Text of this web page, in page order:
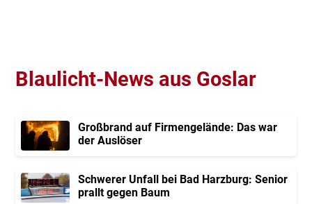
Blaulicht-News aus Goslar
Großbrand auf Firmengelände: Das war
der Auslöser
Schwerer Unfall bei Bad Harzburg: Senior
prallt gegen Baum